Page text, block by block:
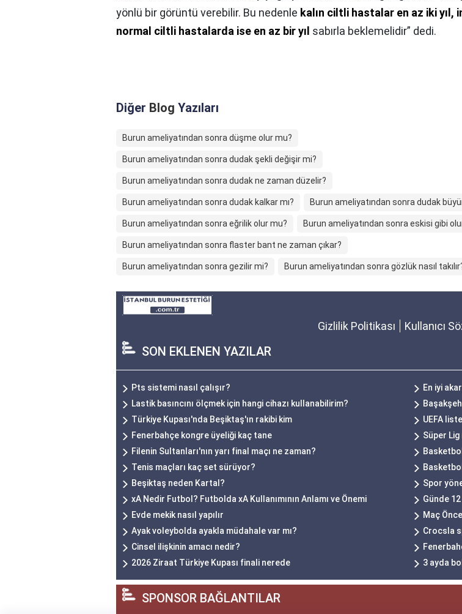
yönlü bir görüntü verebilir. Bu nedenle kalın ciltli hastalar en az iki yıl,
normal ciltli hastalarda ise en az bir yıl sabırla beklemelidir” dedi.
Diğer Blog Yazıları
Burun ameliyatından sonra düşme olur mu?
Burun ameliyatından sonra dudak şekli değişir mi?
Burun ameliyatından sonra dudak ne zaman düzelir?
Burun ameliyatından sonra dudak kalkar mı? Burun ameliyatından sonra dudak
Burun ameliyatından sonra eğrilik olur mu? Burun ameliyatından sonra eskisi gibi
Burun ameliyatından sonra flaster bant ne zaman çıkar?
Burun ameliyatından sonra gezilir mi? Burun ameliyatından sonra gözlük nasıl
Gizlilik Politikası Kullanıcı
SON EKLENEN YAZILAR
Pts sistemi nasıl çalışır?
En iyi
Lastik basıncını ölçmek için hangi cihazı kullanabilirim?
Türkiye Kupası'nda Beşiktaş'ın rakibi kim
UEFA
Fenerbahçe kongre üyeliği kaç tane
Süper
Filenin Sultanları'nın yarı final maçı ne zaman?
Tenis maçları kaç set sürüyor?
Beşiktaş neden Kartal?
Spor
xA Nedir Futbol? Futbolda xA Kullanımının Anlamı ve Önemi
Günde
Evde mekik nasıl yapılır
Maç
Ayak voleybolda ayakla müdahale var mı?
Crocsla
Cinsel ilişkinin amacı nedir?
2026 Ziraat Türkiye Kupası finali nerede
3 ayda
SPONSOR BAĞLANTILAR